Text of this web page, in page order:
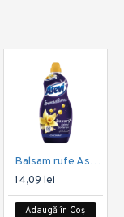
Balsam rufe Asevi Sensations Luxury 1.44 L 60 Spalari
14,09 lei
Adaugă în Coș